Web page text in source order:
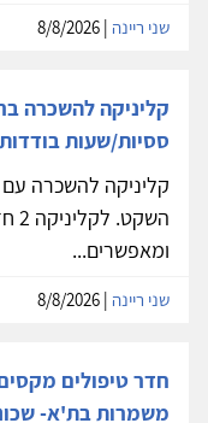
שני ריינה
קליניקה להשכרה
ססיות/שעות בודדות
ומאפשרים...
שני ריינה
משמרות בת'א-